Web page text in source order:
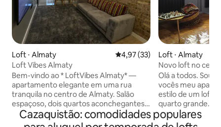
Loft ⋅ Almaty 4,97 de uma avaliação média
4,97 (33)
Loft Vibes Almaty
Bem-vindo ao * LoftVibes Almaty* —
apartamento elegante em uma rua
tranquila no centro de Almaty. Salão
espaçoso, dois quartos aconchegantes,
TV enorme, cozinha totalmente
equipada e dois banheiros modernos.
Loft ⋅ Almaty
Novo loft no
de Almaty
Olá a todos. Sou
vocês meu
estilo de um loft
quarto grande. - Quarto combinado com
banheira -Hall -
Um banheiro
Cazaquistão: comodidades populares